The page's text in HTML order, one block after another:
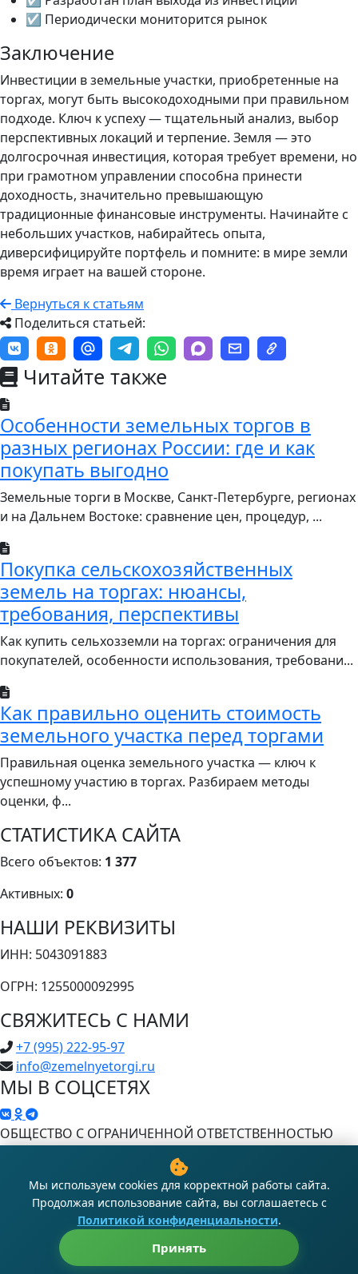
☑ Периодически мониторится рынок
Заключение
Инвестиции в земельные участки, приобретенные на
торгах, могут быть высокодоходными при правильном
подходе. Ключ к успеху — тщательный анализ, выбор
перспективных локаций и терпение. Земля — это
долгосрочная инвестиция, которая требует времени, но
при грамотном управлении способна принести
доходность, значительно превышающую
традиционные финансовые инструменты. Начинайте с
небольших участков, набирайтесь опыта,
диверсифицируйте портфель и помните: в мире земли
время играет на вашей стороне.
Вернуться к статьям
Поделиться статьей:
Читайте также
Особенности земельных торгов в
разных регионах России: где и как
покупать выгодно
Земельные торги в Москве, Санкт-Петербурге, регионах
и на Дальнем Востоке: сравнение цен, процедур, ...
Покупка сельскохозяйственных
земель на торгах: нюансы,
требования, перспективы
Как купить сельхозземли на торгах: ограничения для
покупателей, особенности использования, требовани...
Как правильно оценить стоимость
земельного участка перед торгами
Правильная оценка земельного участка — ключ к
успешному участию в торгах. Разбираем методы
оценки, ф...
СТАТИСТИКА САЙТА
Всего объектов: 1 377
Активных: 0
НАШИ РЕКВИЗИТЫ
ИНН: 5043091883
ОГРН: 1255000092995
СВЯЖИТЕСЬ С НАМИ
+7 (995) 222-95-97
info@zemelnyetorgi.ru
МЫ В СОЦСЕТЯХ
ОБЩЕСТВО С ОГРАНИЧЕННОЙ ОТВЕТСТВЕННОСТЬЮ
Copyright © 2025 - 2026 Земельные торги
Пользовательское соглашение|
Политика конфиденциальности
|
Мы используем cookies для корректной работы сайта.
Продолжая использование сайта, вы соглашаетесь с
Политикой конфиденциальности.
Принять